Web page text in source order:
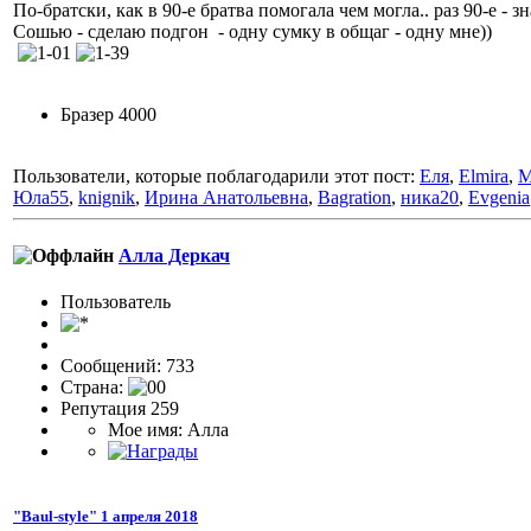
По-братски, как в 90-е братва помогала чем могла.. раз 90-е -
Сошью - сделаю подгон - одну сумку в общаг - одну мне))
Бразер 4000
Пользователи, которые поблагодарили этот пост: Еля, Elmira,
Юла55, knignik, Ирина Анатольевна, Bagration, ника20, Evgenia
Алла Деркач
Пользовaтeль
Сообщений: 733
Страна:
Репутация 259
Мое имя: Алла
"Baul-style" 1 апреля 2018